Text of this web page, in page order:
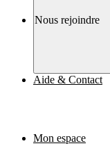
Nous rejoindre
Aide & Contact
Mon espace